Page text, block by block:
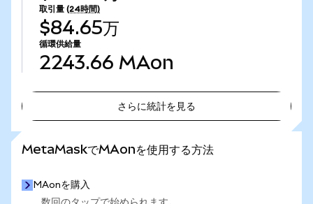
取引量 (24時間)
$84.65万
循環供給量
2243.66 MAon
さらに統計を見る
MetaMaskでMAonを使用する方法
MAonを購入